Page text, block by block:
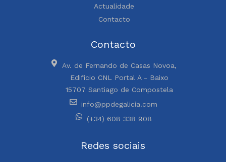
Actualidade
Contacto
Contacto
Av. de Fernando de Casas Novoa,
Edificio CNL Portal A - Baixo
15707 Santiago de Compostela
info@ppdegalicia.com
(+34) 608 338 908
Redes sociais